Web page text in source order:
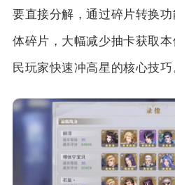
要直接分解，通过碎片转换
体碎片，大幅减少抽卡获取
民玩家快速冲高星的核心技巧